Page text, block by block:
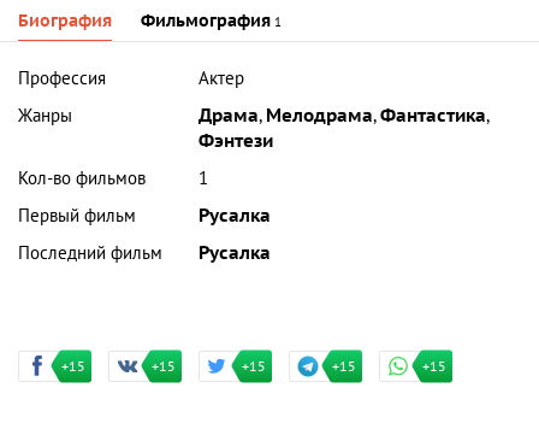
Биография Фильмография 1
Профессия
Актер
Жанры
Драма, Мелодрама,Фантастика,
Фэнтези
Кол-во фильмов
1
Первый фильм
Русалка
Последний фильм
Русалка
+15 +15 +15 +15 +15